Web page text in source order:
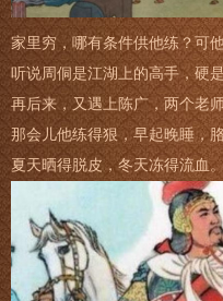
家里穷，哪有条件供他练？可
听说周侗是江湖上的高手，硬
再后来，又遇上陈广，两个老
那会儿他练得狠，早起晚睡，
夏天晒得脱皮，冬天冻得流血